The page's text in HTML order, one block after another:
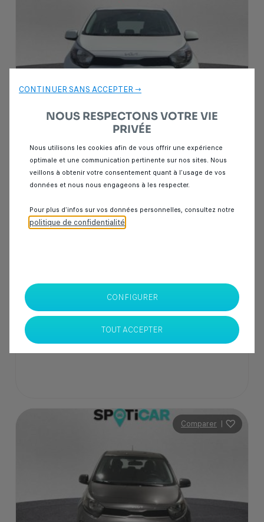
Garantie Spoticar12 mois
1.0 MOTION 69CH BVA 5P
80 000 km Essence 2023
137 000 Dhs
SPOTICAR Italcar BOUSKOURA
Comparer |
CONTINUER SANS ACCEPTER →
NOUS RESPECTONS VOTRE VIE
PRIVÉE
Nous utilisons les cookies afin de vous offrir une expérience
optimale et une communication pertinente sur nos sites. Nous
veillons à obtenir votre consentement quant à l’usage de vos
données et nous nous engageons à les respecter.
Pour plus d’infos sur vos données personnelles, consultez notre
politique de confidentialité
CONFIGURER
TOUT ACCEPTER